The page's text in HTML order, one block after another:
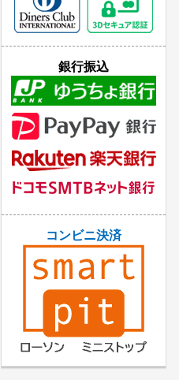
銀行振込
コンビニ決済